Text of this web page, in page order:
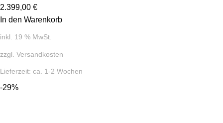
2.399,00 €
In den Warenkorb
inkl. 19 % MwSt.
zzgl. Versandkosten
Lieferzeit: ca. 1-2 Wochen
-29%